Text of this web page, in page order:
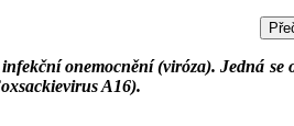
onemocnění (viróza). Jedná se
A16).